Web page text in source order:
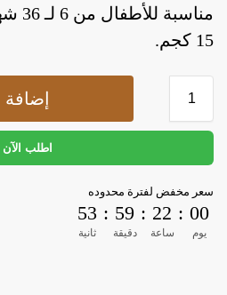
15 كجم.
اطلب الآن
سعر مخفض لفترة محدوده
00
يوم
:
22
ساعة
:
59
دقيقة
:
53
ثانية